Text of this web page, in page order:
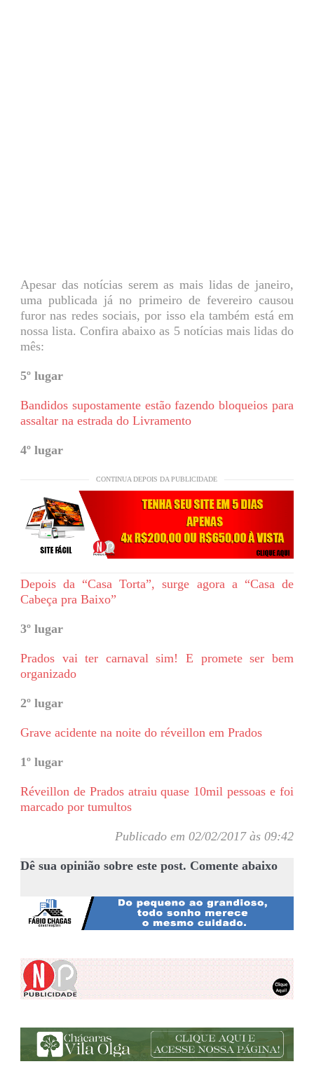
Apesar das notícias serem as mais lidas de janeiro,
uma publicada já no primeiro de fevereiro causou
furor nas redes sociais, por isso ela também está em
nossa lista. Confira abaixo as 5 notícias mais lidas do
mês:
5º lugar
Bandidos supostamente estão fazendo bloqueios para
assaltar na estrada do Livramento
4º lugar
CONTINUA DEPOIS DA PUBLICIDADE
Depois da “Casa Torta”, surge agora a “Casa de
Cabeça pra Baixo”
3º lugar
Prados vai ter carnaval sim! E promete ser bem
organizado
2º lugar
Grave acidente na noite do réveillon em Prados
1º lugar
Réveillon de Prados atraiu quase 10mil pessoas e foi
marcado por tumultos
Publicado em 02/02/2017 às 09:42
Dê sua opinião sobre este post. Comente abaixo